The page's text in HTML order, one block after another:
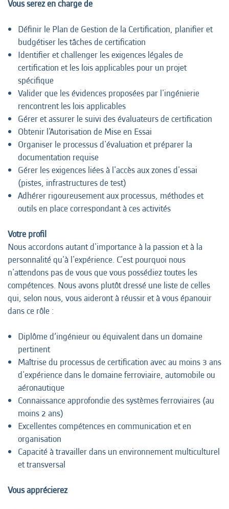
Vous serez en charge de
Définir le Plan de Gestion de la Certification, planifier et
budgétiser les tâches de certification
Identifier et challenger les exigences légales de
certification et les lois applicables pour un projet
spécifique
Valider que les évidences proposées par l'ingénierie
rencontrent les lois applicables
Gérer et assurer le suivi des évaluateurs de certification
Obtenir l'Autorisation de Mise en Essai
Organiser le processus d'évaluation et préparer la
documentation requise
Gérer les exigences liées à l'accès aux zones d'essai
(pistes, infrastructures de test)
Adhérer rigoureusement aux processus, méthodes et
outils en place correspondant à ces activités
Votre profil
Nous accordons autant d'importance à la passion et à la
personnalité qu'à l'expérience. C'est pourquoi nous
n'attendons pas de vous que vous possédiez toutes les
compétences. Nous avons plutôt dressé une liste de celles
qui, selon nous, vous aideront à réussir et à vous épanouir
dans ce rôle :
Diplôme d’ingénieur ou équivalent dans un domaine
pertinent
Maîtrise du processus de certification avec au moins 3 ans
d'expérience dans le domaine ferroviaire, automobile ou
aéronautique
Connaissance approfondie des systèmes ferroviaires (au
moins 2 ans)
Excellentes compétences en communication et en
organisation
Capacité à travailler dans un environnement multiculturel
et transversal
Vous apprécierez